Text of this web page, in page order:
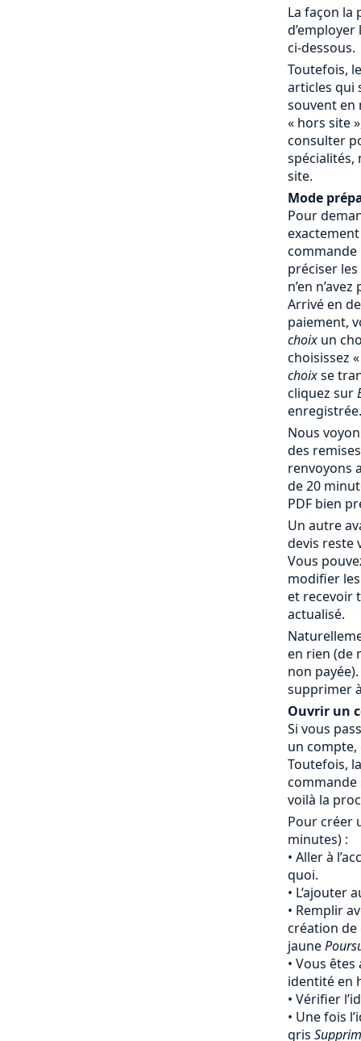
La façon la
ci-dessous.
Toutefois,
articles qui
souvent en
« hors site
consulter
spécialités,
site.
Mode
Pour
commande
préciser
n’en
Arrivé en
paiement,
choix un
choisissez
choixse
cliquez sur
enregistrée.
Nous
des
renvoyons
de 20
PDF bien
Un autre
devis reste
Vous
modifier
et recevoir
actualisé.
en rien (de
non
supprimer
Ouvrir un
Si vous
un compte,
Toutefois,
commande
voilà la
Pour créer
minutes) :
Aller à
quoi.
L’ajouter
Remplir
création
jaune
Vous êtes
identité en
Vérifier
Une fois
gris